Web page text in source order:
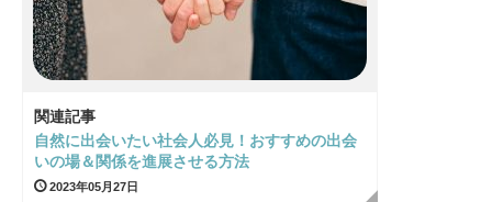
関連記事
自然に出会いたい社会人必見！おすすめの出会
いの場＆関係を進展させる方法
2023年05月27日